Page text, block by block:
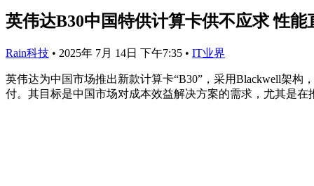
英伟达B30中国特供计算卡供不应求 性能
Rain科技 • 2025年 7月 14日 下午7:35 • IT业界
英伟达为中国市场推出新款计算卡“B30”，采用Blackwell架构
付。其目标是中国市场对成本效益解决方案的需求，尤其是在